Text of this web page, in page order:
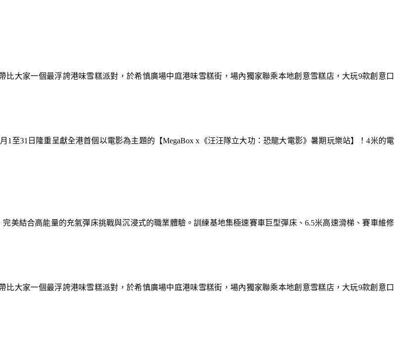
大家一個最浮誇港味雪糕派對，於希慎廣場中庭港味雪糕街，場內獨家聯乘本地創意雪糕店，大玩9款創意口
美結合高能量的充氣彈床挑戰與沉浸式的職業體驗。訓練基地集極速賽車巨型彈床、6.5米高速滑梯、賽車維修
1至31日隆重呈獻全港首個以電影為主題的【MegaBox x《汪汪隊立大功：恐龍大電影》暑期玩樂站】！4米的電
大家一個最浮誇港味雪糕派對，於希慎廣場中庭港味雪糕街，場內獨家聯乘本地創意雪糕店，大玩9款創意口